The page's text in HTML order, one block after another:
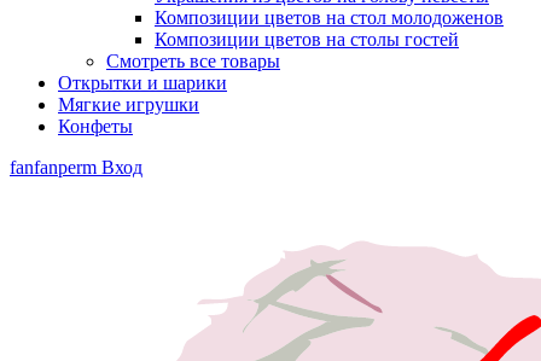
Композиции цветов на стол молодоженов
Композиции цветов на столы гостей
Смотреть все товары
Открытки и шарики
Мягкие игрушки
Конфеты
fanfanperm Вход